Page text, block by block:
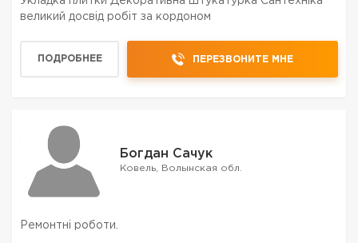
великий досвід робіт за кордоном
ПОДРОБНЕЕ ПЕРЕЗВОНИТЕ МНЕ
Богдан Сачук
Ковель, Волынская обл.
Ремонтні роботи.